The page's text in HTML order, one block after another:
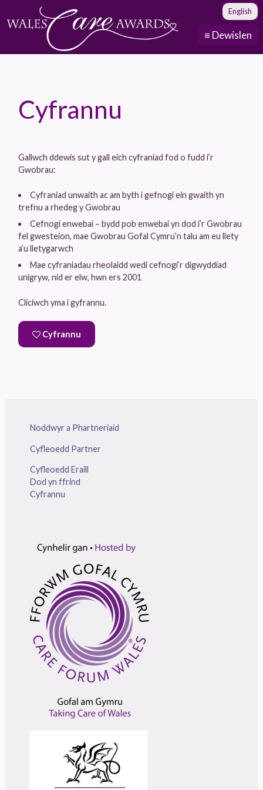
≡ Dewislen
English
Cyfrannu
Gallwch ddewis sut y gall eich cyfraniad fod o fudd i’r
Gwobrau:
Cyfraniad unwaith ac am byth i gefnogi ein gwaith yn
trefnu a rhedeg y Gwobrau
Cefnogi enwebai – bydd pob enwebai yn dod i’r Gwobrau
fel gwesteion, mae Gwobrau Gofal Cymru’n talu am eu llety
a’u lletygarwch
Mae cyfraniadau rheolaidd wedi cefnogi’r digwyddiad
unigryw, nid er elw, hwn ers 2001
Cliciwch yma i gyfrannu.
Cyfrannu
Noddwyr a Phartneriaid
Cyfleoedd Partner
Cyfleoedd Eraill
Dod yn ffrind
Cyfrannu